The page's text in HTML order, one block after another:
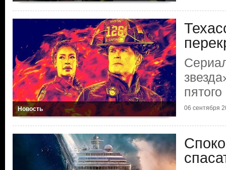
Новость 06 сентября